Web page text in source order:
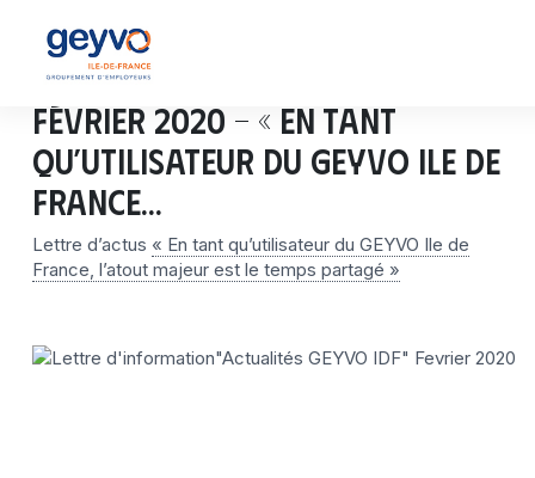
Février 2020 – « En tant
qu’utilisateur du GEYVO Ile de
France…
Lettre d’actus « En tant qu’utilisateur du GEYVO Ile de
France, l’atout majeur est le temps partagé »